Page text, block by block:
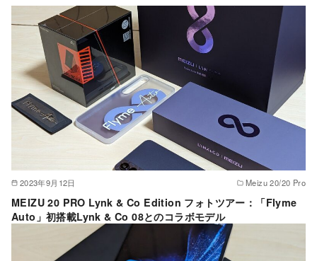
2023年9月12日 Meizu 20/20 Pro
MEIZU 20 PRO Lynk & Co Edition フォトツアー：「Flyme
Auto」初搭載Lynk & Co 08とのコラボモデル